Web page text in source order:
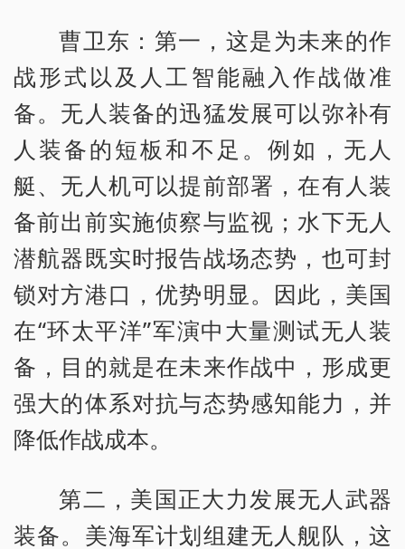
曹卫东：第一，这是为未来的作
战形式以及人工智能融入作战做准
备。无人装备的迅猛发展可以弥补有
人装备的短板和不足。例如，无人
艇、无人机可以提前部署，在有人装
备前出前实施侦察与监视；水下无人
潜航器既实时报告战场态势，也可封
锁对方港口，优势明显。因此，美国
在“环太平洋”军演中大量测试无人装
备，目的就是在未来作战中，形成更
强大的体系对抗与态势感知能力，并
降低作战成本。
第二，美国正大力发展无人武器
装备。美海军计划组建无人舰队，这